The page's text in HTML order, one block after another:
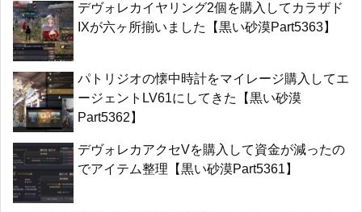
デヴォレカイヤリング2個を購入してカラザド
IXが六ヶ所揃いました【黒い砂漠Part5363】
パトリジオの懐中時計をマイレージ購入してエ
ージェントLV61にしてきた【黒い砂漠
Part5362】
デヴォレカアクセVを購入して資金が減ったの
でアイテム整理【黒い砂漠Part5361】